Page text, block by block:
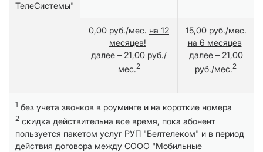
ТелеСистемы"
0,00 руб./мес. на 12
месяцев!
далее – 21,00 руб./
мес.2
15,00 руб./мес.
на 6 месяцев
далее – 21,00
руб./мес.2
1 без учета звонков в роуминге и на короткие номера
2 скидка действительна все время, пока абонент
пользуется пакетом услуг РУП "Белтелеком" и в период
действия договора между СООО "Мобильные